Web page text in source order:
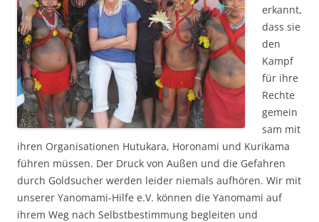
erkannt,
dass sie
den
Kampf
für ihre
Rechte
gemein
sam mit
ihren Organisationen Hutukara, Horonami und Kurikama
führen müssen. Der Druck von Außen und die Gefahren
durch Goldsucher werden leider niemals aufhören. Wir mit
unserer Yanomami-Hilfe e.V. können die Yanomami auf
ihrem Weg nach Selbstbestimmung begleiten und